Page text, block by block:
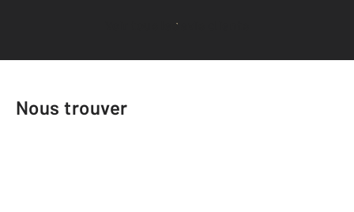
Voir tous les avis clients
Nous trouver